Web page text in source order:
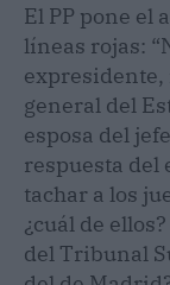
El PP pone el
líneas rojas:
expresidente,
general del
esposa del
respuesta del
tachar a los
¿cuál de
del Tribunal